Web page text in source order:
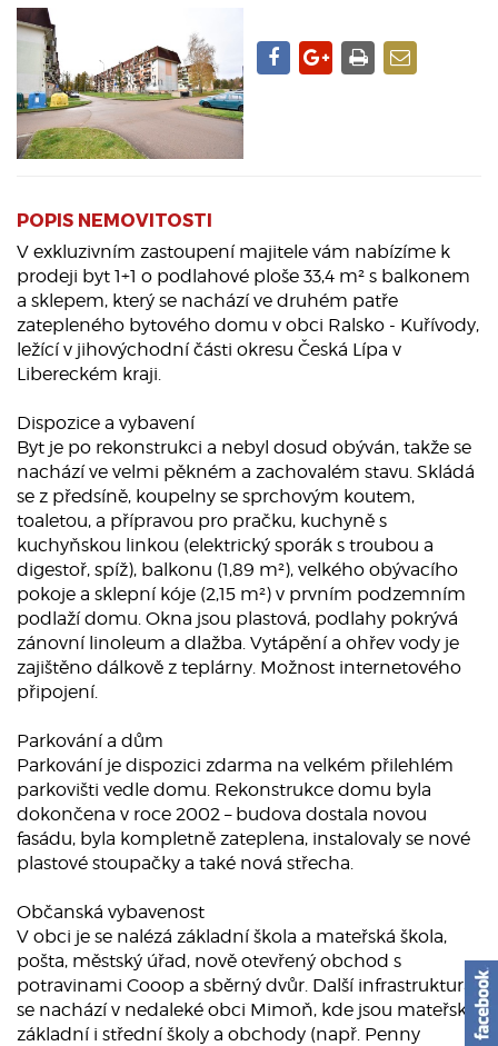
POPIS NEMOVITOSTI
V exkluzivním zastoupení majitele vám nabízíme k
prodeji byt 1+1 o podlahové ploše 33,4 m² s balkonem
a sklepem, který se nachází ve druhém patře
zatepleného bytového domu v obci Ralsko - Kuřívody,
ležící v jihovýchodní části okresu Česká Lípa v
Libereckém kraji.
Dispozice a vybavení
Byt je po rekonstrukci a nebyl dosud obýván, takže se
nachází ve velmi pěkném a zachovalém stavu. Skládá
se z předsíně, koupelny se sprchovým koutem,
toaletou, a přípravou pro pračku, kuchyně s
kuchyňskou linkou (elektrický sporák s troubou a
digestoř, spíž), balkonu (1,89 m²), velkého obývacího
pokoje a sklepní kóje (2,15 m²) v prvním podzemním
podlaží domu. Okna jsou plastová, podlahy pokrývá
zánovní linoleum a dlažba. Vytápění a ohřev vody je
zajištěno dálkově z teplárny. Možnost internetového
připojení.
Parkování a dům
Parkování je dispozici zdarma na velkém přilehlém
parkovišti vedle domu. Rekonstrukce domu byla
dokončena v roce 2002 – budova dostala novou
fasádu, byla kompletně zateplena, instalovaly se nové
plastové stoupačky a také nová střecha.
Občanská vybavenost
V obci je se nalézá základní škola a mateřská škola,
pošta, městský úřad, nově otevřený obchod s
potravinami Cooop a sběrný dvůr. Další infrastruktura
se nachází v nedaleké obci Mimoň, kde jsou mateřské,
základní i střední školy a obchody (např. Penny